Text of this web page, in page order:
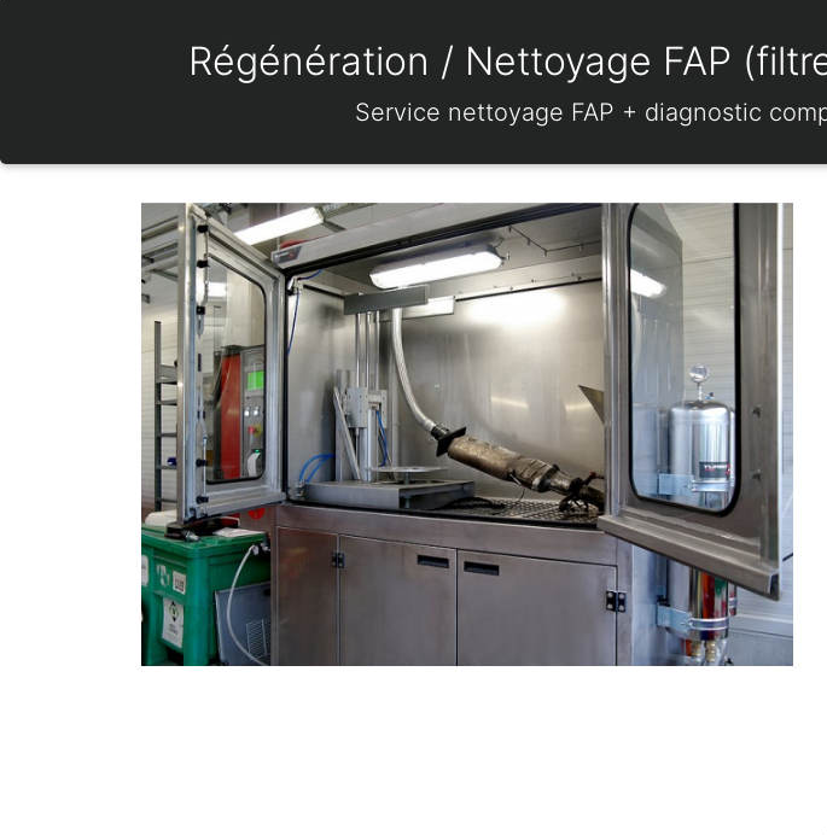
Régénération / Nettoyage FAP
Service nettoyage FAP + diagnostic